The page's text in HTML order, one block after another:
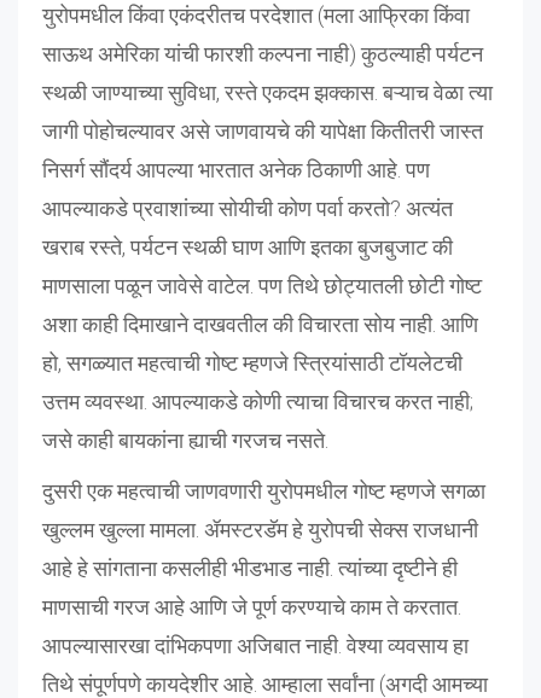
युरोपमधील किंवा एकंदरीतच परदेशात (मला आफ्रिका किंवा
साऊथ अमेरिका यांची फारशी कल्पना नाही) कुठल्याही पर्यटन
स्थळी जाण्याच्या सुविधा, रस्ते एकदम झक्कास. बऱ्याच वेळा त्या
जागी पोहोचल्यावर असे जाणवायचे की यापेक्षा कितीतरी जास्त
निसर्ग सौंदर्य आपल्या भारतात अनेक ठिकाणी आहे. पण
आपल्याकडे प्रवाशांच्या सोयीची कोण पर्वा करतो? अत्यंत
खराब रस्ते, पर्यटन स्थळी घाण आणि इतका बुजबुजाट की
माणसाला पळून जावेसे वाटेल. पण तिथे छोट्यातली छोटी गोष्ट
अशा काही दिमाखाने दाखवतील की विचारता सोय नाही. आणि
हो, सगळ्यात महत्वाची गोष्ट म्हणजे स्त्रियांसाठी टॉयलेटची
उत्तम व्यवस्था. आपल्याकडे कोणी त्याचा विचारच करत नाही;
जसे काही बायकांना ह्याची गरजच नसते.
दुसरी एक महत्वाची जाणवणारी युरोपमधील गोष्ट म्हणजे सगळा
खुल्लम खुल्ला मामला. ॲमस्टरडॅम हे युरोपची सेक्स राजधानी
आहे हे सांगताना कसलीही भीडभाड नाही. त्यांच्या दृष्टीने ही
माणसाची गरज आहे आणि जे पूर्ण करण्याचे काम ते करतात.
आपल्यासारखा दांभिकपणा अजिबात नाही. वेश्या व्यवसाय हा
तिथे संपूर्णपणे कायदेशीर आहे. आम्हाला सर्वांना (अगदी आमच्या